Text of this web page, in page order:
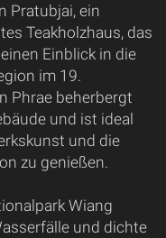
Pratubjai, ein
Teakholzhaus, das
Einblick in die
im 19.
Phrae beherbergt
und ist ideal
und die
zu genießen.
Wiang
und dichte